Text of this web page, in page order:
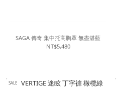
SAGA 傳奇 集中托高胸罩 無盡湛藍
NT$5,480
SALE